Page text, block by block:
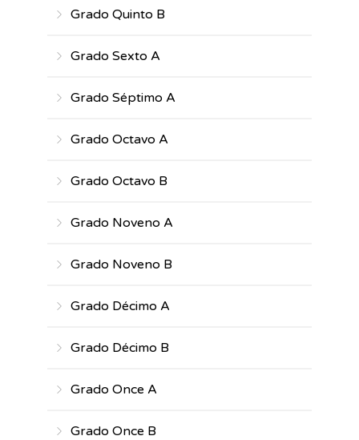
Grado Quinto B
Grado Sexto A
Grado Séptimo A
Grado Octavo A
Grado Octavo B
Grado Noveno A
Grado Noveno B
Grado Décimo A
Grado Décimo B
Grado Once A
Grado Once B